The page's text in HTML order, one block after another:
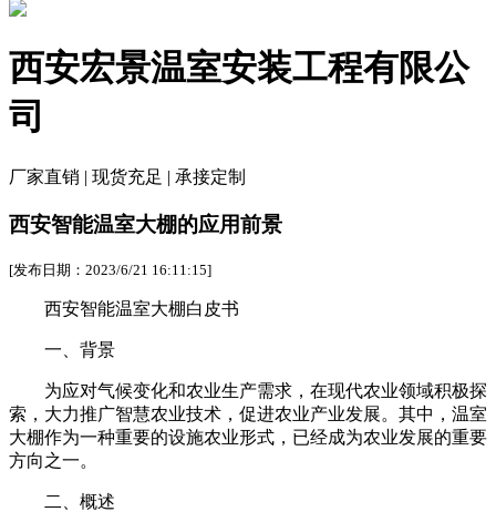
西安宏景温室安装工程有限公
司
厂家直销 | 现货充足 | 承接定制
西安智能温室大棚的应用前景
[发布日期：2023/6/21 16:11:15]
西安智能温室大棚白皮书
一、背景
为应对气候变化和农业生产需求，在现代农业领域积极探
索，大力推广智慧农业技术，促进农业产业发展。其中，温室
大棚作为一种重要的设施农业形式，已经成为农业发展的重要
方向之一。
二、概述